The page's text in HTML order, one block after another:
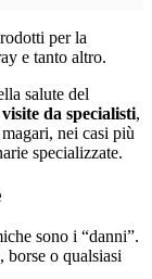
per la
e tanto altro.
salute del
visite da specialisti,
nei casi più
specializzate.
sono i “danni”.
borse o qualsiasi